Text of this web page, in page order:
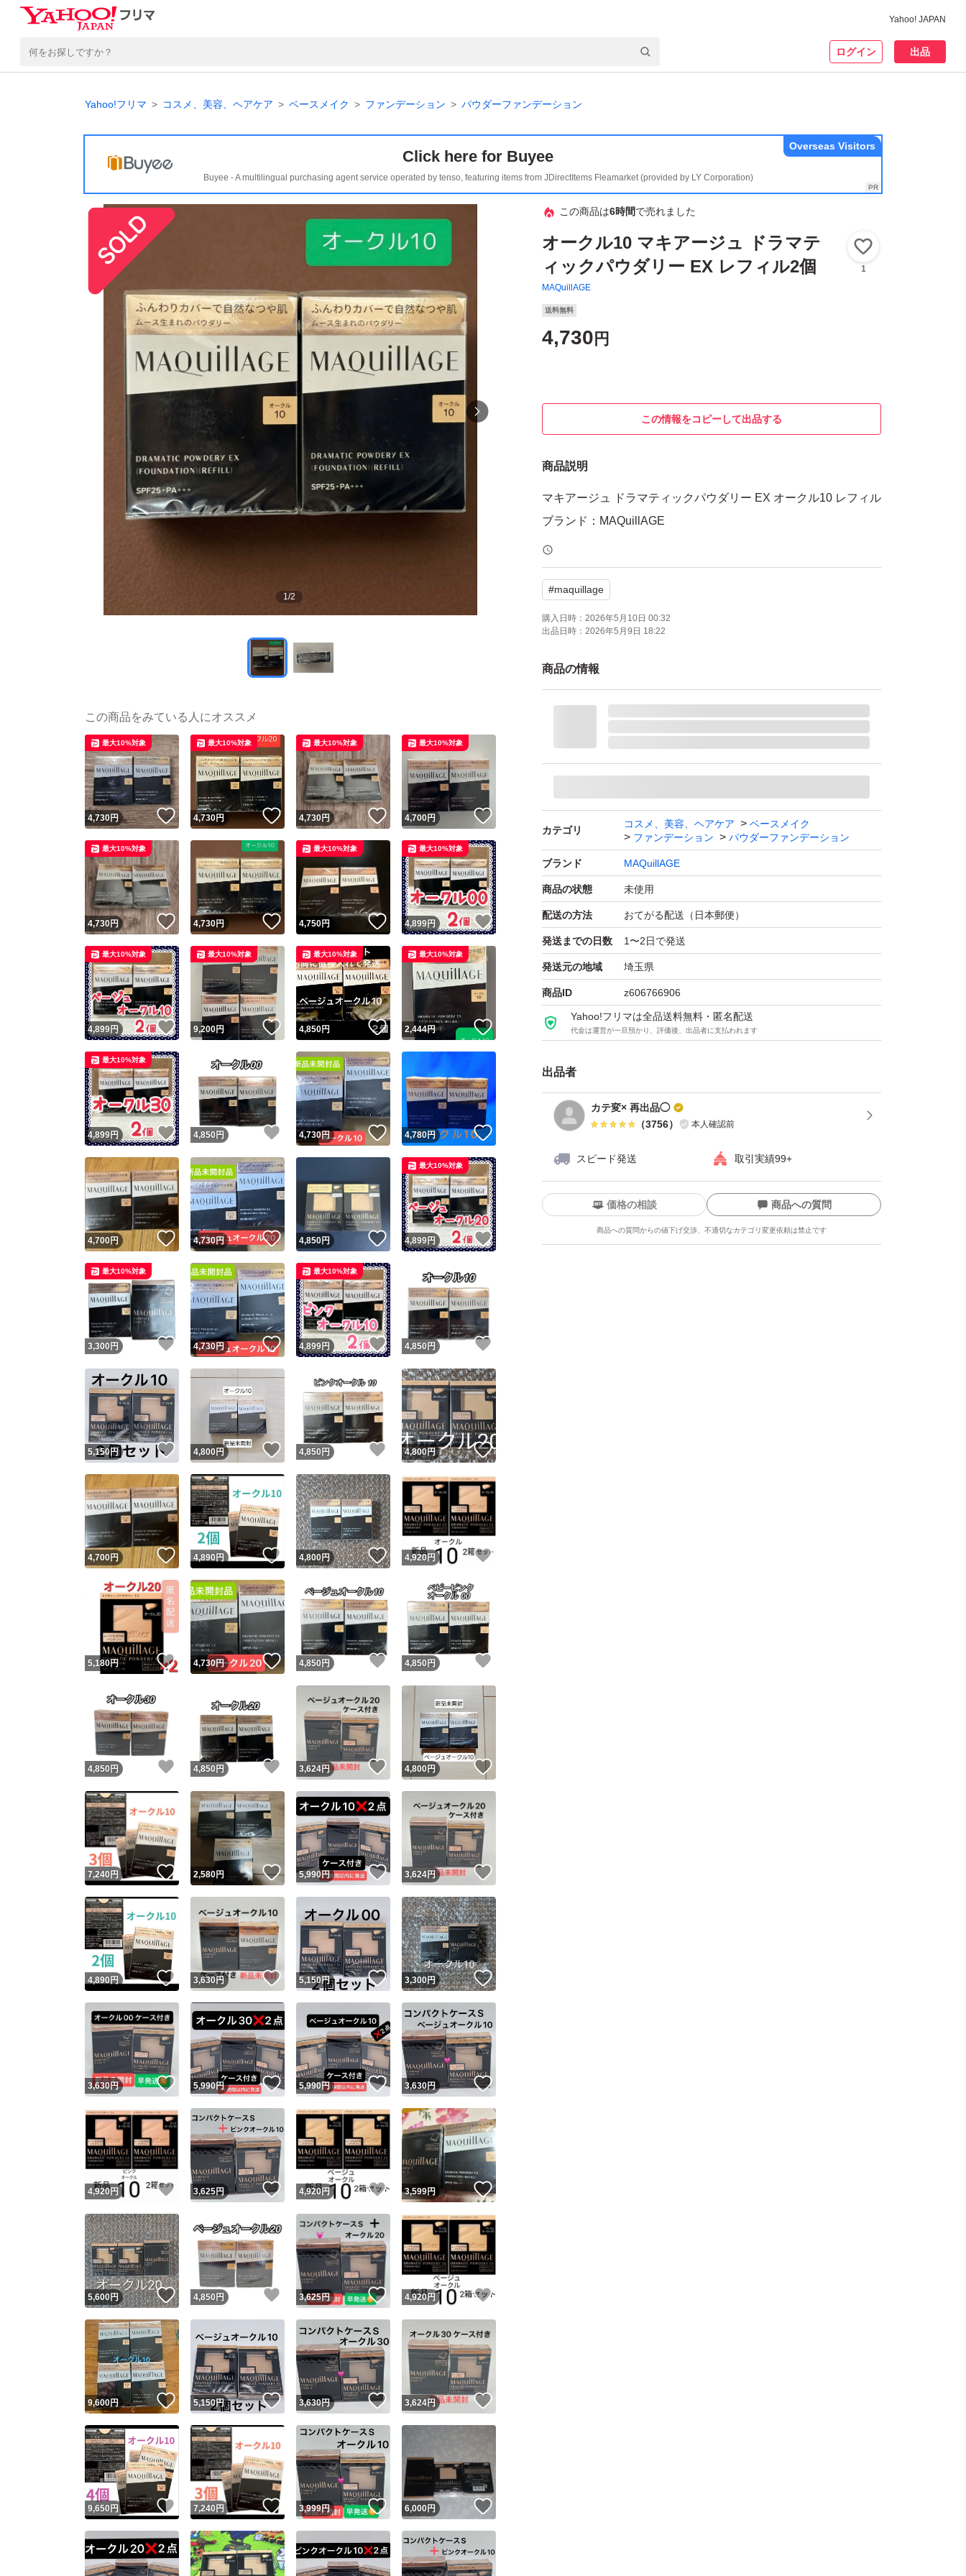
Yahoo! JAPAN
ログイン 出品
Yahoo!フリマ コスメ、美容、ヘアケア ベースメイク ファンデーション パウダーファンデーション
Click here for Buyee
Buyee - A multilingual purchasing agent service operated by tenso, featuring items from JDirectItems Fleamarket (provided by LY Corporation)
Overseas Visitors
1/2
この商品は6時間で売れました
オークル10 マキアージュ ドラマテ
ィックパウダリー EX レフィル2個
MAQuillAGE
1
送料無料
4,730 円
この情報をコピーして出品する
商品説明
マキアージュ ドラマティックパウダリー EX オークル10 レフィル
ブランド：MAQuillAGE
#maquillage
購入日時： 2026年5月10日 00:32
出品日時： 2026年5月9日 18:22
商品の情報
カテゴリ
コスメ、美容、ヘアケア
ベースメイク
ファンデーション
パウダーファンデーション
ブランド MAQuillAGE
商品の状態 未使用
配送の方法 おてがる配送（日本郵便）
発送までの日数 1〜2日で発送
発送元の地域 埼玉県
商品ID z606766906
Yahoo!フリマは全品送料無料・匿名配送
代金は運営が一旦預かり、評価後、出品者に支払われます
出品者
カテ変× 再出品◯
（3756） 本人確認前
スピード発送 取引実績99+
ユーザーの実績について
Yahoo!フリマが定めた一定の基準を満たしたユーザーにバッジを付与しています
安心取引出品者
安心取引出品者 Yahoo!フリマの基準をクリアした安心・安全なユーザーです
取引実績
取引実績◯+ このユーザーはYahoo!フリマの取引を完了させた実績があります
他フリマ実績◯+ このユーザーは他フリマサービスでの取引実績があります
スピード&安心発送
※このバッジは実績に基づく表示であり、発送を保証しているものではありません
スピード＆安心発送
このユーザーは高頻度で24時間以内＆設定した発送日数内に発送してい
ます
スピード発送 このユーザーは高頻度で24時間以内に発送しています
安心発送 このユーザーは設定した発送日数内に発送しています
価格の相談 商品への質問
商品への質問からの値下げ交渉、不適切なカテゴリ変更依頼は禁止です
この商品の情報をコピーします
商品画像の無断転載は禁止されています
コピーは1商品につき1回 です
出品ページへ
キャンセル
この商品をみている人にオススメ
4,730円 いいね！
最大10%対象
4,730円 いいね！
最大10%対象
4,730円 いいね！
最大10%対象
4,700円
最大10%対象
4,730円 いいね！
最大10%対象
4,730円 いいね！
4,750円 いいね！
最大10%対象
4,899円 いいね！
最大10%対象
4,899円 いいね！
最大10%対象
9,200円 いいね！
最大10%対象
4,850円 いいね！
最大10%対象
2,444円
最大10%対象
4,899円 いいね！
最大10%対象
4,850 円 いいね！
4,730円 いいね！
4,780円
4,700円 いいね！
4,730円 いいね！
4,850円 いいね！
4,899円 いいね！
最大10%対象
3,300 円 いいね！
最大10%対象
4,730円 いいね！
4,899円 いいね！
最大10%対象
4,850 円
5,150円 いいね！
4,800円 いいね！
4,850 円 いいね！
4,800円 いいね！
4,700円 いいね！
4,890 円 いいね！
4,800円 いいね！
4,920円 いいね！
5,180円 いいね！
4,730円 いいね！
4,850 円 いいね！
4,850 円
4,850 円 いいね！
4,850 円 いいね！
3,624円 いいね！
4,800円
7,240 円 いいね！
2,580円 いいね！
5,990円 いいね！
3,624円
4,890 円 いいね！
3,630円 いいね！
5,150円 いいね！
3,300円 いいね！
3,630円 いいね！
5,990円 いいね！
5,990円 いいね！
3,630円
4,920円 いいね！
3,625円 いいね！
4,920円 いいね！
3,599円 いいね！
5,600円 いいね！
4,850 円 いいね！
3,625円 いいね！
4,920円 いいね！
9,600円 いいね！
5,150円 いいね！
3,630円 いいね！
3,624円
9,650 円 いいね！
7,240 円 いいね！
3,999円 いいね！
6,000円